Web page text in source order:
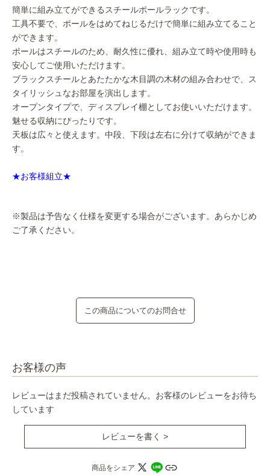
簡単に組み立てができるスチールポールラックです。
工具不要で、ポールをはめてねじるだけで簡単に組み立てること
ができます。
ポールはスチールのため、耐久性に優れ、組み立て時や使用時も
安心してご使用いただけます。
ブラックスチールとあたたかな木目調の木材の組み合わせで、ス
タイリッシュなお部屋を演出します。
オープンタイプで、ディスプレイ棚としてお使いいただけます。
魅せる収納にぴったりです。
天板は広々と使えます。中段、下段は左右に分けて収納ができま
す。
★お客様組立★
※製品は予告なく仕様を変更する場合がございます。あらかじめ
ご了承ください。
この商品についてのお問合せ
お客様の声
レビューはまだ投稿されていません。お客様のレビューをお待ち
しています
レビューを書く >
商品をシェア